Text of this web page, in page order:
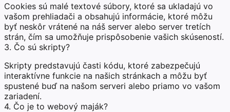
Cookies sú malé textové súbory, ktoré sa ukladajú vo
vašom prehliadači a obsahujú informácie, ktoré môžu
byť neskôr vrátené na náš server alebo server tretích
strán, čím sa umožňuje prispôsobenie vašich skúseností.
3. Čo sú skripty?
Skripty predstavujú časti kódu, ktoré zabezpečujú
interaktívne funkcie na našich stránkach a môžu byť
spustené buď na našom serveri alebo priamo vo vašom
zariadení.
4. Čo je to webový maják?